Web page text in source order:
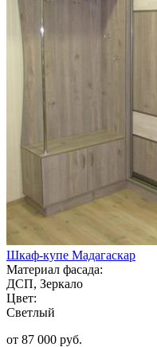
Шкаф-купе Мадагаскар
Материал фасада:
ДСП, Зеркало
Цвет:
Светлый
от 87 000 руб.